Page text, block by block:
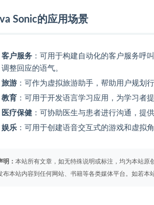
Sonic的应用场景
客户服务 ：可用于构建自动化的客户服务呼
调整回应的语气。
旅游 ：可作为虚拟旅游助手，帮助用户规划
教育 ：可用于开发语言学习应用，为学习者
医疗保健 ：可协助医生与患者进行沟通，提
娱乐 ：可用于创建语音交互式的游戏和虚拟
明： 本站所有文章，如无特殊说明或标注，均为本站原
布本站内容到任何网站、书籍等各类媒体平台。如若本